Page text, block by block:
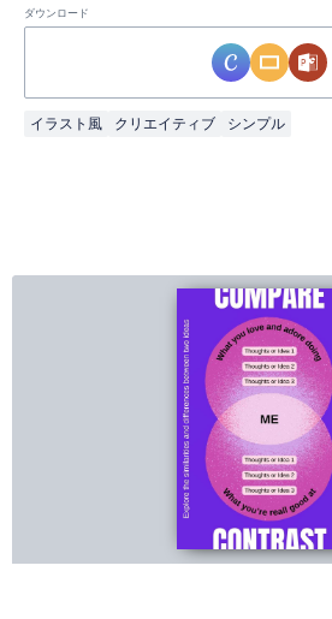
ダウンロード
イラスト風 クリエイティブ シンプル